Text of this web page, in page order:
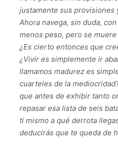
justamente sus provisiones
Ahora navega, sin duda,
menos peso, pero se
¿Es cierto entonces que
¿Vivir es simplemente ir
llamamos madurez es
cuarteles de la
que antes de exhibir tanto
repasar esa lista de seis
ti mismo a qué derrota
deducirás que te queda de